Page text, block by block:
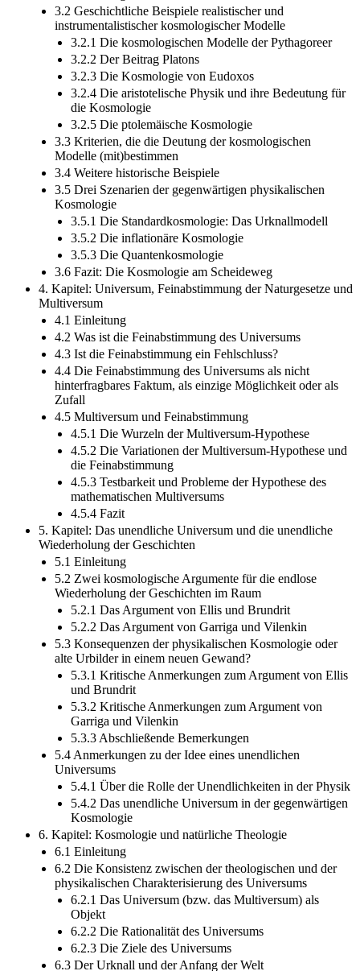
3.2 Geschichtliche Beispiele realistischer und
instrumentalistischer kosmologischer Modelle
3.2.1 Die kosmologischen Modelle der Pythagoreer
3.2.2 Der Beitrag Platons
3.2.3 Die Kosmologie von Eudoxos
3.2.4 Die aristotelische Physik und ihre Bedeutung für
die Kosmologie
3.2.5 Die ptolemäische Kosmologie
3.3 Kriterien, die die Deutung der kosmologischen
Modelle (mit)bestimmen
3.4 Weitere historische Beispiele
3.5 Drei Szenarien der gegenwärtigen physikalischen
Kosmologie
3.5.1 Die Standardkosmologie: Das Urknallmodell
3.5.2 Die inflationäre Kosmologie
3.5.3 Die Quantenkosmologie
3.6 Fazit: Die Kosmologie am Scheideweg
4. Kapitel: Universum, Feinabstimmung der Naturgesetze und
Multiversum
4.1 Einleitung
4.2 Was ist die Feinabstimmung des Universums
4.3 Ist die Feinabstimmung ein Fehlschluss?
4.4 Die Feinabstimmung des Universums als nicht
hinterfragbares Faktum, als einzige Möglichkeit oder als
Zufall
4.5 Multiversum und Feinabstimmung
4.5.1 Die Wurzeln der Multiversum-Hypothese
4.5.2 Die Variationen der Multiversum-Hypothese und
die Feinabstimmung
4.5.3 Testbarkeit und Probleme der Hypothese des
mathematischen Multiversums
4.5.4 Fazit
5. Kapitel: Das unendliche Universum und die unendliche
Wiederholung der Geschichten
5.1 Einleitung
5.2 Zwei kosmologische Argumente für die endlose
Wiederholung der Geschichten im Raum
5.2.1 Das Argument von Ellis und Brundrit
5.2.2 Das Argument von Garriga und Vilenkin
5.3 Konsequenzen der physikalischen Kosmologie oder
alte Urbilder in einem neuen Gewand?
5.3.1 Kritische Anmerkungen zum Argument von Ellis
und Brundrit
5.3.2 Kritische Anmerkungen zum Argument von
Garriga und Vilenkin
5.3.3 Abschließende Bemerkungen
5.4 Anmerkungen zu der Idee eines unendlichen
Universums
5.4.1 Über die Rolle der Unendlichkeiten in der Physik
5.4.2 Das unendliche Universum in der gegenwärtigen
Kosmologie
6. Kapitel: Kosmologie und natürliche Theologie
6.1 Einleitung
6.2 Die Konsistenz zwischen der theologischen und der
physikalischen Charakterisierung des Universums
6.2.1 Das Universum (bzw. das Multiversum) als
Objekt
6.2.2 Die Rationalität des Universums
6.2.3 Die Ziele des Universums
6.3 Der Urknall und der Anfang der Welt